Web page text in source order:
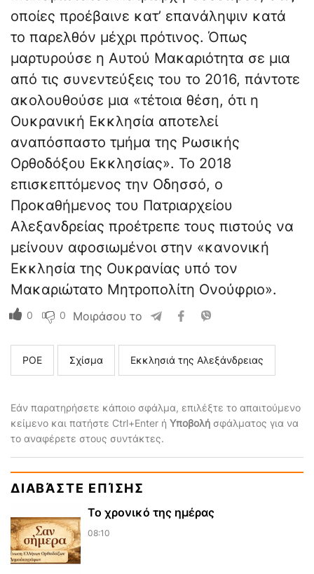
οποίες προέβαινε κατ’ επανάληψιν κατά
το παρελθόν μέχρι πρότινος. Όπως
μαρτυρούσε η Αυτού Μακαριότητα σε μια
από τις συνεντεύξεις του το 2016, πάντοτε
ακολουθούσε μια «τέτοια θέση, ότι η
Ουκρανική Εκκλησία αποτελεί
αναπόσπαστο τμήμα της Ρωσικής
Ορθοδόξου Εκκλησίας». Το 2018
επισκεπτόμενος την Οδησσό, ο
Προκαθήμενος του Πατριαρχείου
Αλεξανδρείας προέτρεπε τους πιστούς να
μείνουν αφοσιωμένοι στην «κανονική
Εκκλησία της Ουκρανίας υπό τον
Μακαριώτατο Μητροπολίτη Ονούφριο».
0 0 Μοιράσου το
ΡΟΕ Σχίσμα Εκκλησιά της Αλεξάνδρειας
Εάν παρατηρήσετε κάποιο σφάλμα, επιλέξτε το απαιτούμενο
κείμενο και πατήστε Ctrl+Enter ή Υποβολή σφάλματος για να
το αναφέρετε στους συντάκτες.
ΔΙΑΒΆΣΤΕ ΕΠΊΣΗΣ
Το χρονικό της ημέρας
08:10